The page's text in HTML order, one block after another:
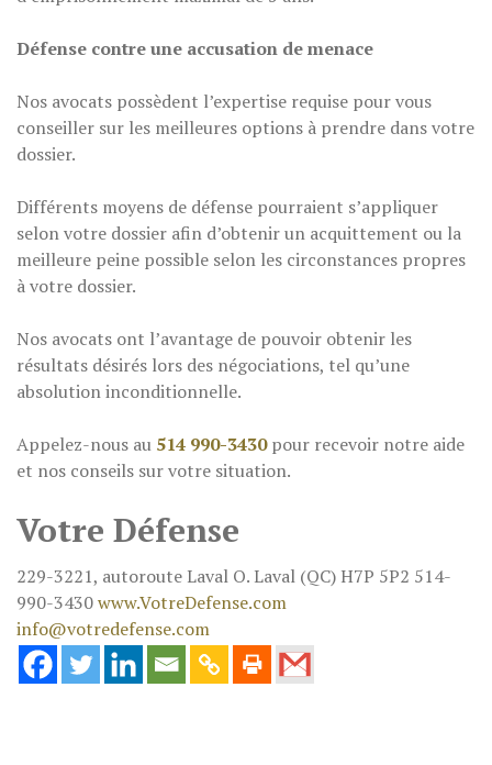
Défense contre une accusation de menace
Nos avocats possèdent l’expertise requise pour vous
conseiller sur les meilleures options à prendre dans votre
dossier.
Différents moyens de défense pourraient s’appliquer
selon votre dossier afin d’obtenir un acquittement ou la
meilleure peine possible selon les circonstances propres
à votre dossier.
Nos avocats ont l’avantage de pouvoir obtenir les
résultats désirés lors des négociations, tel qu’une
absolution inconditionnelle.
Appelez-nous au 514 990-3430pour recevoir notre aide
et nos conseils sur votre situation.
Votre Défense
229-3221, autoroute Laval O. Laval (QC) H7P 5P2 514-
990-3430www.VotreDefense.com
info@votredefense.com